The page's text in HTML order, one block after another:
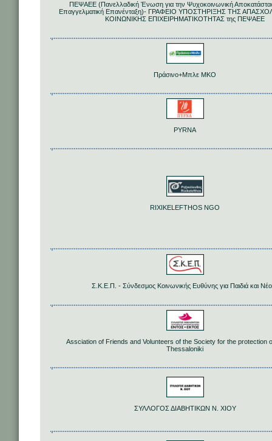
ΠΕΨΑΕΕ (Πανελλαδική Ένωση για την Ψυχοκοινωνική
Επαγγελματική Επανένταξη)- ΓΡΑΦΕΙΟ ΥΠΟΣΤΗΡΙΞΗΣ ΤΗΣ
ΚΟΙΝΩΝΙΚΗΣ ΕΠΙΧΕΙΡΗΜΑΤΙΚΟΤΗΤΑΣ της ΠΕΨΑΕΕ
Πράσινο+Μπλε ΜΚΟ
PYRNA
RIXIKELEFTHOS NGO
Σ.Κ.Ε.Π. - Σύνδεσμος Κοινωνικής Ευθύνης για Παιδιά και
Assciation of Friends and Volunteers of the Society for the protection
Thessaloniki
ΣΥΛΛΟΓΟΣ ΔΙΑΒΗΤΙΚΩΝ Ν. ΧΙΟΥ